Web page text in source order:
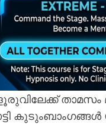
താമസം